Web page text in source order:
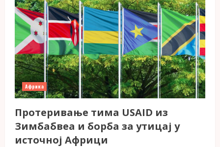
Африка
Протеривање тима USAID из
Зимбабвеа и борба за утицај у
источној Африци